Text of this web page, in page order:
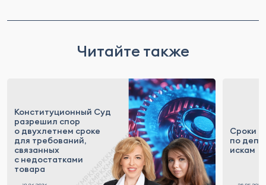
Читайте также
Конституционный Суд
разрешил спор
о двухлетнем сроке
для требований,
связанных
с недостатками
товара
Сроки
по
искам